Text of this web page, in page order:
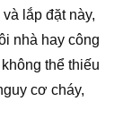
lắp đặt này,
nhà hay công
thể thiếu
cơ cháy,